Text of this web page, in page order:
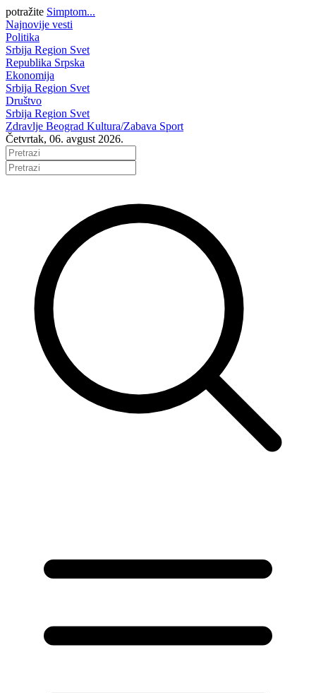
potražite Simptom...
Najnovije vesti
Politika
Srbija Region Svet
Republika Srpska
Ekonomija
Srbija Region Svet
Društvo
Srbija Region Svet
Zdravlje Beograd Kultura/Zabava Sport
Četvrtak, 06. avgust 2026.